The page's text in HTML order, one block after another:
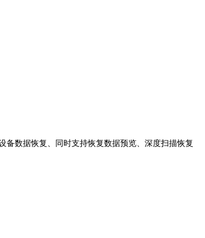
备数据恢复、同时支持恢复数据预览、深度扫描恢复